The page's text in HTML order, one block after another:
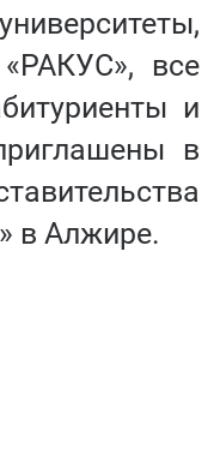
все
и
в
в Алжире.